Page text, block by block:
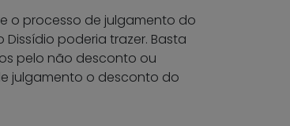
o processo de julgamento do
poderia trazer. Basta
pelo não desconto ou
julgamento o desconto do